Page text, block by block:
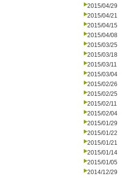
2015/04/29
2015/04/21
2015/04/15
2015/04/08
2015/03/25
2015/03/18
2015/03/11
2015/03/04
2015/02/26
2015/02/25
2015/02/11
2015/02/04
2015/01/29
2015/01/22
2015/01/21
2015/01/14
2015/01/05
2014/12/29